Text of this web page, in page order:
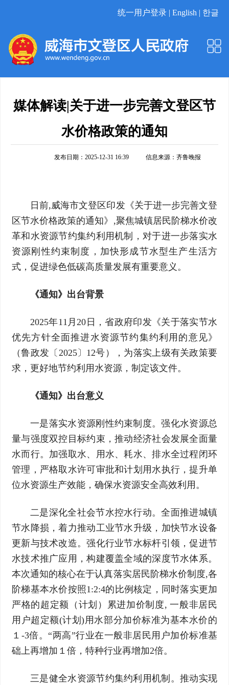
统一用户登录 | English | 한글
媒体解读|关于进一步完善文登区节
水价格政策的通知
发布日期：2025-12-31 16:39 信息来源： 齐鲁晚报
日前,威海市文登区印发《关于进一步完善文登
区节水价格政策的通知》,聚焦城镇居民阶梯水价改
革和水资源节约集约利用机制，对于进一步落实水
资源刚性约束制度，加快形成节水型生产生活方
式，促进绿色低碳高质量发展有重要意义。
《通知》出台背景
2025年11月20日，省政府印发《关于落实节水
优先方针全面推进水资源节约集约利用的意见》
（鲁政发〔2025〕12号），为落实上级有关政策要
求，更好地节约利用水资源，制定该文件。
《通知》出台意义
一是落实水资源刚性约束制度。强化水资源总
量与强度双控目标约束，推动经济社会发展全面量
水而行。加强取水、用水、耗水、排水全过程闭环
管理，严格取水许可审批和计划用水执行，提升单
位水资源生产效能，确保水资源安全高效利用。
二是深化全社会节水控水行动。全面推进城镇
节水降损，着力推动工业节水升级，加快节水设备
更新与技术改造。强化行业节水标杆引领，促进节
水技术推广应用，构建覆盖全域的深度节水体系。
本次通知的核心在于认真落实居民阶梯水价制度,各
阶梯基本水价按照1:2:4的比例核定，同时落实更加
严格的超定额（计划）累进加价制度, 一般非居民
用户超定额(计划)用水部分加价标准为基本水价的
１-3倍。“两高”行业在一般非居民用户加价标准基
础上再增加１倍，特种行业再增加2倍。
三是健全水资源节约集约利用机制。推动实现